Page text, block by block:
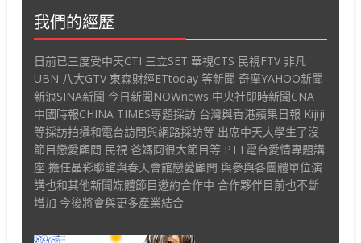
我們的經歷
日前已三度受中天CTI 三立SET 華視CTS 民視FTV 非凡
UBN 八大GTV 東森財經ETtoday 等新聞 奇摩YAHOO新聞
新浪SINA新聞 今日新聞NOWnews 中央社即時新聞CNA
中國時報CHINA TIMES專題採訪 台灣與香港蘋果日報 Kijiji
等採訪拍攝和電台訪問與網路採訪等 出席中天大學生了沒
節目戀愛顧問 民視 爸媽冏很大節目等 PTT電台愛情專題講
座 擔任晶彩聯誼與春天會館戀愛顧問 與參與各團體單位演
講也和其他新聞媒體節目邀約合作中 合作夥伴目前也不斷
增加 今後將會與更多產業結合